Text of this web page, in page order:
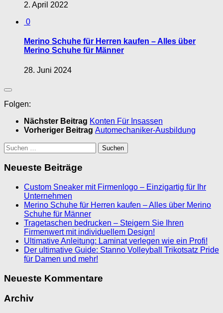
2. April 2022
0
Merino Schuhe für Herren kaufen – Alles über
Merino Schuhe für Männer
28. Juni 2024
Folgen:
Nächster Beitrag Konten Für Insassen
Vorheriger Beitrag Automechaniker-Ausbildung
Suchen
nach:
Neueste Beiträge
Custom Sneaker mit Firmenlogo – Einzigartig für Ihr
Unternehmen
Merino Schuhe für Herren kaufen – Alles über Merino
Schuhe für Männer
Tragetaschen bedrucken – Steigern Sie Ihren
Firmenwert mit individuellem Design!
Ultimative Anleitung: Laminat verlegen wie ein Profi!
Der ultimative Guide: Stanno Volleyball Trikotsatz Pride
für Damen und mehr!
Neueste Kommentare
Archiv